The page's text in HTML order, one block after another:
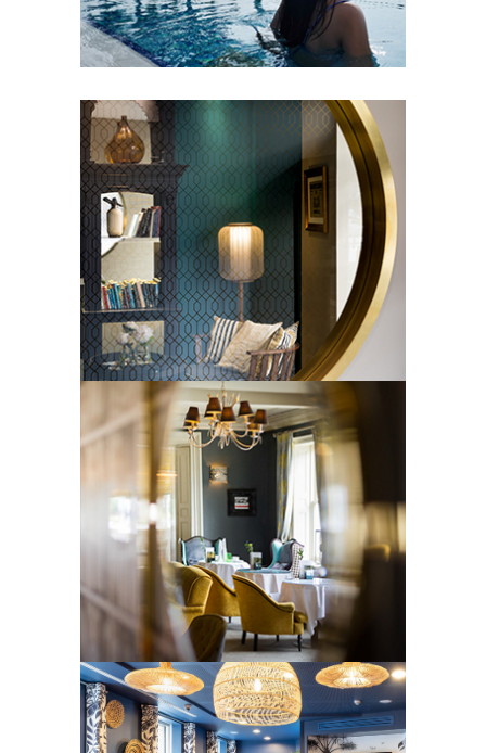
mode et d’architecture.
DIDIER DELMAS
Photographe basé à Paris, spécialisé
en architecture, hôtellerie et
décoration d’intérieure.
FILIP
GIERSLINSKI
Photographe basé à Londres, il est
spécialisé en photographie
d’entreprise, portraits, hôtellerie.
GIULIANO